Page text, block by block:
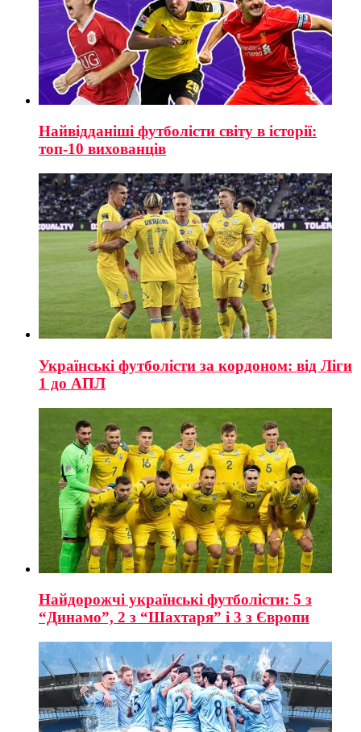
Найвідданіші футболісти світу в історії:
топ-10 вихованців
Українські футболісти за кордоном: від Ліги
1 до АПЛ
Найдорожчі українські футболісти: 5 з
“Динамо”, 2 з “Шахтаря” і 3 з Європи